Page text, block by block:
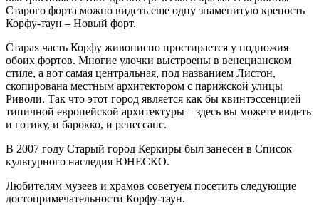
Старого форта можно видеть еще одну знаменитую крепость
Корфу-таун – Новый форт.
Старая часть Корфу живописно простирается у подножия
обоих фортов. Многие улочки выстроены в венецианском
стиле, а вот самая центральная, под названием Листон,
скопирована местным архитектором с парижской улицы
Риволи. Так что этот город является как бы квинтэссенцией
типичной европейской архитектуры – здесь вы можете видеть
и готику, и барокко, и ренессанс.
В 2007 году Старый город Керкиры был занесен в Список
культурного наследия ЮНЕСКО.
Любителям музеев и храмов советуем посетить следующие
достопримечательности Корфу-таун.